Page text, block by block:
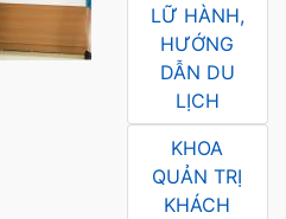
LỮ HÀNH,
HƯỚNG
DẪN DU
LỊCH
KHOA
QUẢN TRỊ
KHÁCH